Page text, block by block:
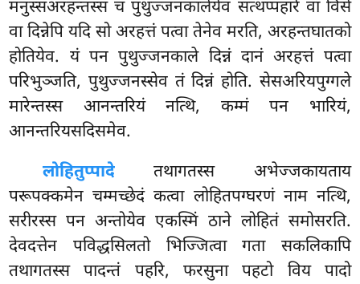
मनुस्सअरहन्तस्स च पुथुज्जनकालेयेव सत्थप्पहारे वा विसे
वा दिन्नेपि यदि सो अरहत्तं पत्वा तेनेव मरति, अरहन्तघातको
होतियेव. यं पन पुथुज्जनकाले दिन्नं दानं अरहत्तं पत्वा
परिभुञ्जति, पुथुज्जनस्सेव तं दिन्नं होति. सेसअरियपुग्गले
मारेन्तस्स आनन्तरियं नत्थि, कम्मं पन भारियं,
आनन्तरियसदिसमेव.
लोहितुप्पादे तथागतस्स अभेज्जकायताय
परूपक्कमेन चम्मच्छेदं कत्वा लोहितपग्घरणं नाम नत्थि,
सरीरस्स पन अन्तोयेव एकस्मिं ठाने लोहितं समोसरति.
देवदत्तेन पविद्धसिलतो भिज्जित्वा गता सकलिकापि
तथागतस्स पादन्तं पहरि, फरसुना पहटो विय पादो